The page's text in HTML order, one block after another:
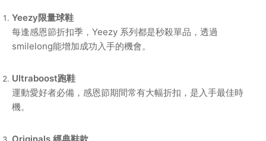
Yeezy限量球鞋
每逢感恩節折扣季，Yeezy 系列都是秒殺單品，透過
smilelong能增加成功入手的機會。
Ultraboost跑鞋
運動愛好者必備，感恩節期間常有大幅折扣，是入手最佳時
機。
Originals 經典鞋款